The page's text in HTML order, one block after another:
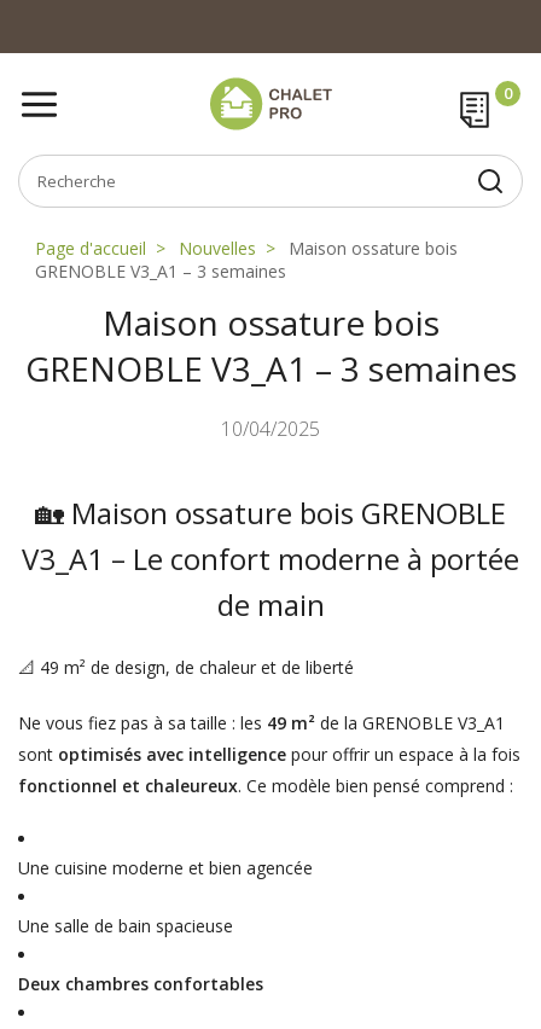
Page d'accueil Nouvelles
Maison ossature bois
GRENOBLE V3_A1 – 3 semaines
Maison ossature bois
GRENOBLE V3_A1 – 3 semaines
10/04/2025
🏡 Maison ossature bois GRENOBLE
V3_A1 – Le confort moderne à portée
de main
📐 49 m² de design, de chaleur et de liberté
Ne vous fiez pas à sa taille : les 49 m²de la GRENOBLE V3_A1
sont optimisés avec intelligencepour offrir un espace à la fois
fonctionnel et chaleureux. Ce modèle bien pensé comprend :
Une cuisine moderne et bien agencée
Une salle de bain spacieuse
Deux chambres confortables